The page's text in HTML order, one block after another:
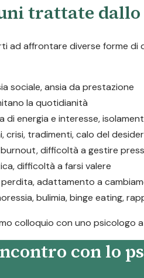
trattate dallo
affrontare diverse forme di
sociale, ansia da prestazione
la quotidianità
energia e interesse,
crisi, tradimenti, calo del
difficoltà a gestire
difficoltà a farsi valere
perdita, adattamento a
bulimia, binge eating,
colloquio con uno psicologo
con lo